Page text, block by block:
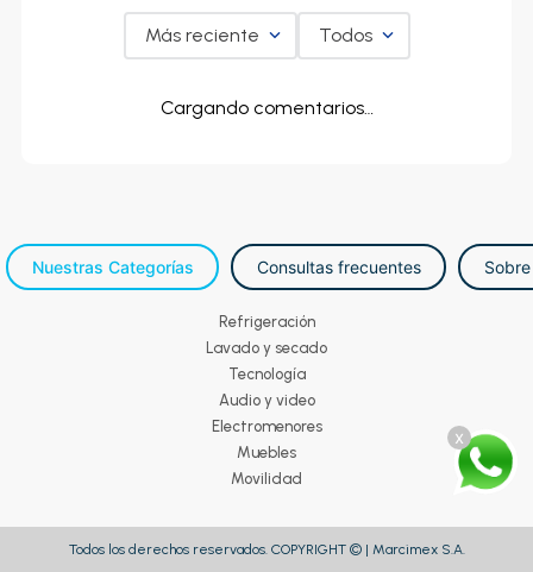
x
Más reciente Todos
Cargando comentarios…
Nuestras Categorías Consultas frecuentes
Refrigeración
Lavado y secado
Tecnología
Audio y video
Electromenores
Muebles
Movilidad
Todos los derechos reservados. COPYRIGHT © | Marcimex S.A.